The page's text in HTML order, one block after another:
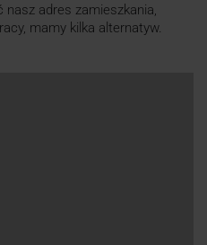
adres zamieszkania,
mamy kilka alternatyw.